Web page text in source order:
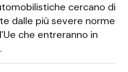
cercano di
dalle più severe norme
che entreranno in